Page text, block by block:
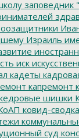
заповедник
Израиль
иск
кадеты
капремонт
шишки
ковид-сводка
суд